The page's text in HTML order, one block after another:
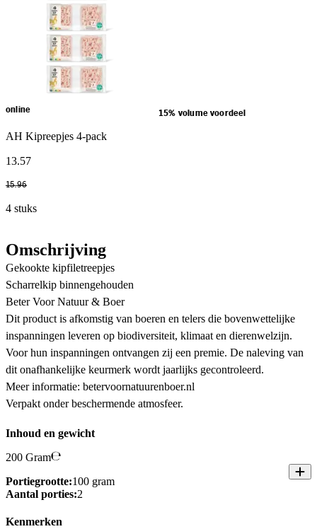
online 15% volume voordeel
AH Kipreepjes 4-pack
13.57
15.96
4 stuks
Omschrijving
Gekookte kipfiletreepjes
Scharrelkip binnengehouden
Beter Voor Natuur & Boer
Dit product is afkomstig van boeren en telers die bovenwettelijke
inspanningen leveren op biodiversiteit, klimaat en dierenwelzijn.
Voor hun inspanningen ontvangen zij een premie. De naleving van
dit onafhankelijke keurmerk wordt jaarlijks gecontroleerd.
Meer informatie: betervoornatuurenboer.nl
Verpakt onder beschermende atmosfeer.
Inhoud en gewicht
200 Gram
Portiegrootte:100 gram
Aantal porties:2
Kenmerken